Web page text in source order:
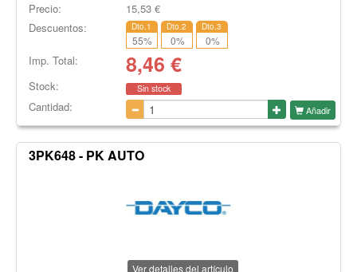
Precio: 15,53€
Descuentos:
Dto.1
55%
Dto.2
0%
Dto.3
0%
Imp. Total: 8,46 €
Stock: Sin stock
Cantidad: Añadir
3PK648 - PK AUTO
Ver detalles del artículo